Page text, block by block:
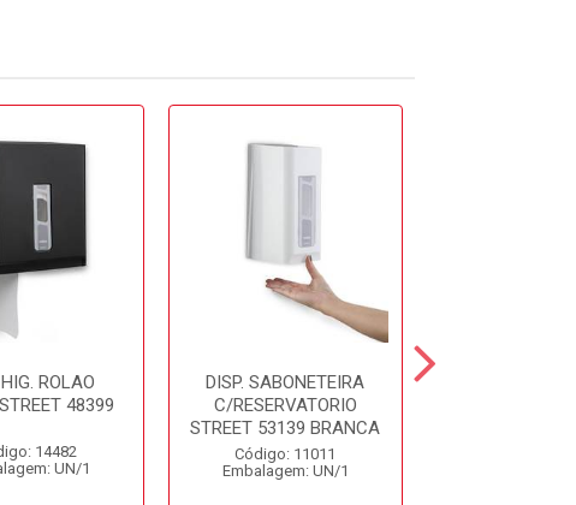
ROLAO
48399
14482
UN/1
DISP. SABONETEIRA
C/RESERVATORIO
STREET 53139 BRANCA
Código: 11011
Embalagem: UN/1